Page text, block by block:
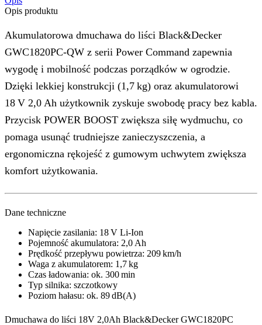
Opis produktu
Akumulatorowa dmuchawa do liści Black&Decker
GWC1820PC‑QW z serii Power Command zapewnia
wygodę i mobilność podczas porządków w ogrodzie.
Dzięki lekkiej konstrukcji (1,7 kg) oraz akumulatorowi
18 V 2,0 Ah użytkownik zyskuje swobodę pracy bez kabla.
Przycisk POWER BOOST zwiększa siłę wydmuchu, co
pomaga usunąć trudniejsze zanieczyszczenia, a
ergonomiczna rękojeść z gumowym uchwytem zwiększa
komfort użytkowania.
Dane techniczne
Napięcie zasilania: 18 V Li‑Ion
Pojemność akumulatora: 2,0 Ah
Prędkość przepływu powietrza: 209 km/h
Waga z akumulatorem: 1,7 kg
Czas ładowania: ok. 300 min
Typ silnika: szczotkowy
Poziom hałasu: ok. 89 dB(A)
Dmuchawa do liści 18V 2,0Ah Black&Decker GWC1820PC